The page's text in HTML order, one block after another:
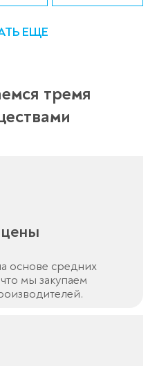
ЕЩЕ
тремя
цены
основе средних
мы закупаем